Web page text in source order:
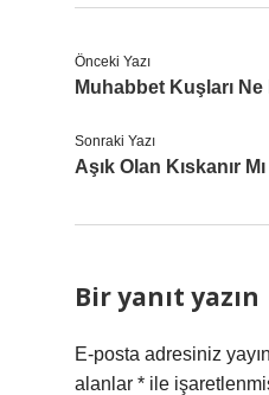
Önceki Yazı
Muhabbet Kuşları
Sonraki Yazı
Aşık Olan Kıskanır Mı
Bir yanıt yazın
E-posta adresiniz
alanlar * ile